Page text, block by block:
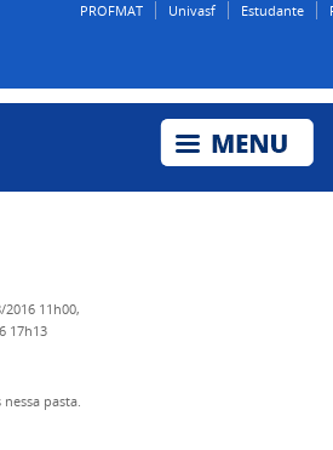
PROFMAT Univasf Estudante
2016 11h00,
17h13
pasta.